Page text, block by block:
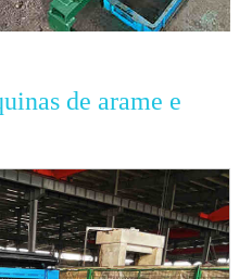
de arame e